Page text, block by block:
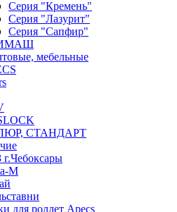
Серия "Кремень"
Серия "Лазурит"
Серия "Сапфир"
мебельные
СТАНДАРТ
М
для роллет Apecs